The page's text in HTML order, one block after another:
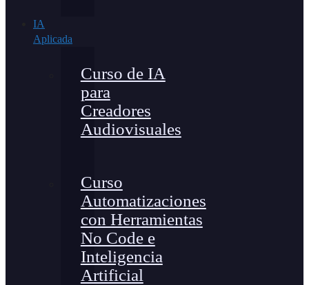
IA
Aplicada
Curso de IA
para
Creadores
Audiovisuales
Curso
Automatizaciones
con Herramientas
No Code e
Inteligencia
Artificial